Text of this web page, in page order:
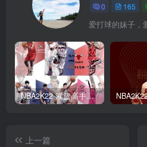
0 165
爱打球的妹子，
NBA2K22 灌篮高手面补合集
上一篇